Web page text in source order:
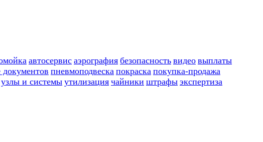
автосервис аэрография безопасность видео выплаты
пневмоподвеска покраска покупка-продажа
узлы и системы утилизация чайники штрафы экспертиза